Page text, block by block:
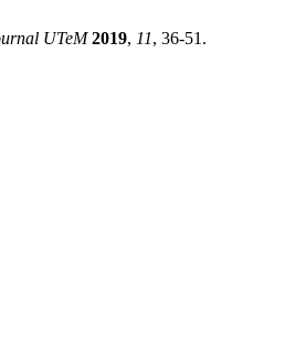
UTeM 2019, 11, 36-51.